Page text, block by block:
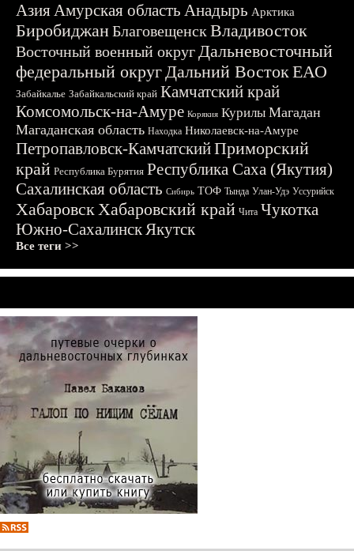
АзияАмурская область Анадырь Арктика
БиробиджанБлаговещенскВладивосток
Восточный военный округДальневосточный
федеральный округДальний ВостокЕАО
Забайкалье Забайкальский край Камчатский край
Комсомольск-на-Амуре Корякия Курилы Магадан
Магаданская область Находка Николаевск-на-Амуре
Петропавловск-КамчатскийПриморский
край Республика Бурятия Республика Саха (Якутия)
Сахалинская область Сибирь ТОФ Тында Улан-Удэ Уссурийск
ХабаровскХабаровский край Чита Чукотка
Южно-СахалинскЯкутск
Все теги >>